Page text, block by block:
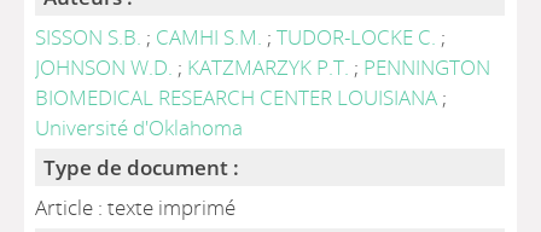
SISSON S.B. ; CAMHI S.M. ;TUDOR-LOCKE C. ;
JOHNSON W.D. ; KATZMARZYK P.T. ; PENNINGTON
BIOMEDICAL RESEARCH CENTER LOUISIANA ;
Université d'Oklahoma
Type de document :
Article : texte imprimé